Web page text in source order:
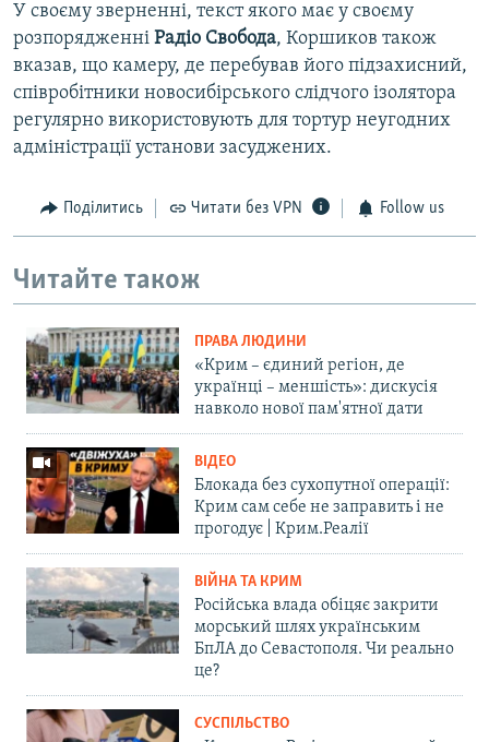
У своєму зверненні, текст якого має у своєму
розпорядженні Радіо Свобода, Коршиков також
вказав, що камеру, де перебував його підзахисний,
співробітники новосибірського слідчого ізолятора
регулярно використовують для тортур неугодних
адміністрації установи засуджених.
Поділитись Читати без VPN Follow us
Читайте також
ПРАВА ЛЮДИНИ
«Крим – єдиний регіон, де
українці – меншість»: дискусія
навколо нової пам'ятної дати
ВІДЕО
Блокада без сухопутної операції:
Крим сам себе не заправить і не
прогодує | Крим.Реалії
ВІЙНА ТА КРИМ
Російська влада обіцяє закрити
морський шлях українським
БпЛА до Севастополя. Чи реально
це?
СУСПІЛЬСТВО